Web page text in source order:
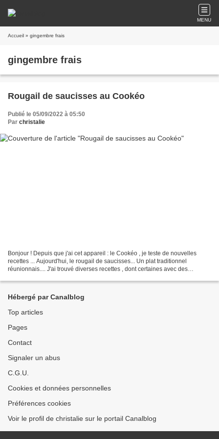
MENU
Accueil » gingembre frais
gingembre frais
Rougail de saucisses au Cookéo
Publié le 05/09/2022 à 05:50
Par christalie
Bonjour ! Depuis que j'ai cet appareil : le Cookéo , je teste de nouvelles
recettes ... Aujourd'hui, le rougail de saucisses... Un plat traditionnel
réunionnais.... J'ai trouvé diverses recettes , dont certaines avec des
Hébergé par Canalblog
Top articles
Pages
Contact
Signaler un abus
C.G.U.
Cookies et données personnelles
Préférences cookies
Voir le profil de christalie sur le portail Canalblog